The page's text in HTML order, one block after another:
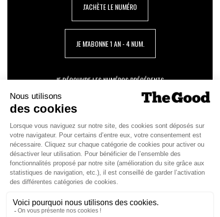
J'ACHÈTE LE NUMÉRO
JE M'ABONNE 1 AN - 4 NUM.
JE DÉCOUVRE LES NUMÉROS PRÉCÉDENTS
Je suis déjà abonné(e) :
version digitale